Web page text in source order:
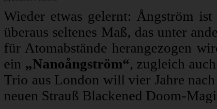
Wieder etwas gelernt: Ångström
überaus seltenes Maß, das unter
für Atomabstände herangezogen
ein „Nanoångström“, zugleich
Trio aus London will vier Jahre
neuen Strauß Blackened Doom-